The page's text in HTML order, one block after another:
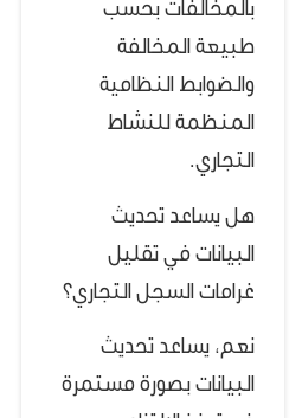
بالمخالفات بحسب
طبيعة المخالفة
والضوابط النظامية
المنظمة للنشاط
التجاري.
هل يساعد تحديث
البيانات في تقليل
غرامات السجل التجاري؟
نعم، يساعد تحديث
البيانات بصورة مستمرة